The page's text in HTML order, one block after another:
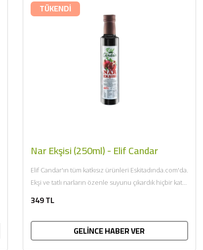
TÜKENDİ
Nar Ekşisi (250ml) - Elif Candar
Elif Candar'ın tüm katkısız ürünleri Eskitadında.com'da.
Ekşi ve tatlı narların özenle suyunu çıkardık hiçbir katkı
349 TL
GELİNCE HABER VER